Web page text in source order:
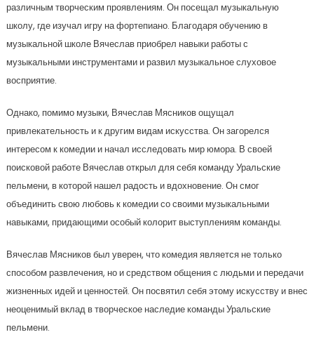
различным творческим проявлениям. Он посещал музыкальную
школу, где изучал игру на фортепиано. Благодаря обучению в
музыкальной школе Вячеслав приобрел навыки работы с
музыкальными инструментами и развил музыкальное слуховое
восприятие.
Однако, помимо музыки, Вячеслав Мясников ощущал
привлекательность и к другим видам искусства. Он загорелся
интересом к комедии и начал исследовать мир юмора. В своей
поисковой работе Вячеслав открыл для себя команду Уральские
пельмени, в которой нашел радость и вдохновение. Он смог
объединить свою любовь к комедии со своими музыкальными
навыками, придающими особый колорит выступлениям команды.
Вячеслав Мясников был уверен, что комедия является не только
способом развлечения, но и средством общения с людьми и передачи
жизненных идей и ценностей. Он посвятил себя этому искусству и внес
неоценимый вклад в творческое наследие команды Уральские
пельмени.